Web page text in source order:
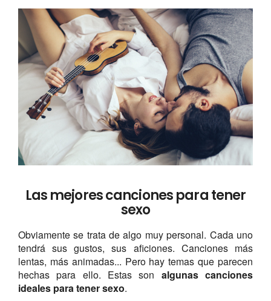
Las mejores canciones para tener
sexo
Obviamente se trata de algo muy personal. Cada uno
tendrá sus gustos, sus aficiones. Canciones más
lentas, más animadas... Pero hay temas que parecen
hechas para ello. Estas son algunas canciones
ideales para tener sexo.